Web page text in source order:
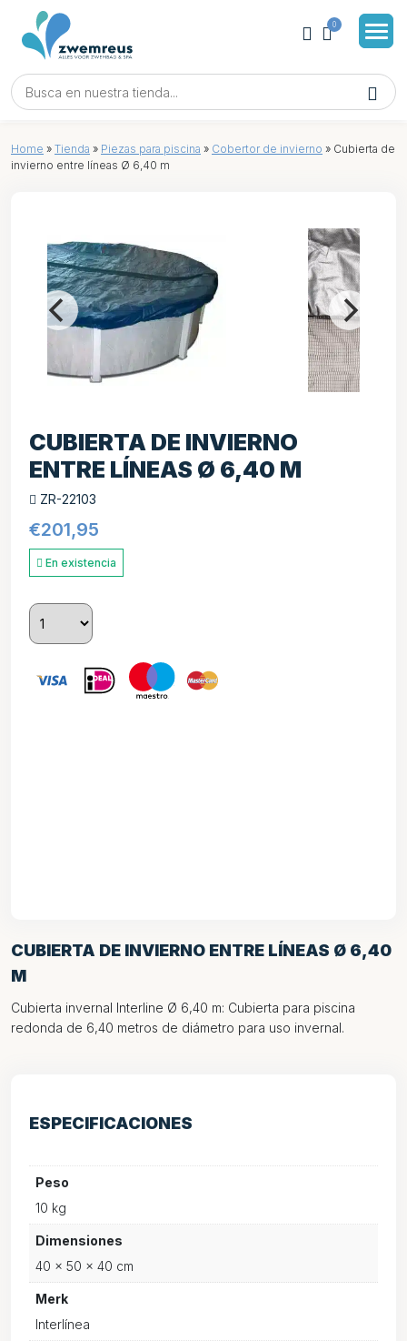
0
Home » Tienda » Piezas para piscina » Cobertor de invierno » Cubierta de
invierno entre líneas Ø 6,40 m
CUBIERTA DE INVIERNO ENTRE LÍNEAS Ø 6,40
M
Cubierta invernal Interline Ø 6,40 m: Cubierta para piscina
redonda de 6,40 metros de diámetro para uso invernal.
ESPECIFICACIONES
Peso
10 kg
Dimensiones
40 × 50 × 40 cm
Merk
Interlínea
CUBIERTA DE INVIERNO
ENTRE LÍNEAS Ø 6,40 M
ZR-22103
€201,95
En existencia